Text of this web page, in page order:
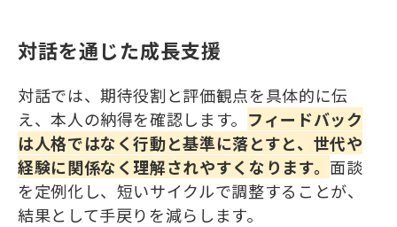
対話を通じた成長支援
対話では、期待役割と評価観点を具体的に伝
え、本人の納得を確認します。 フィードバック
は人格ではなく行動と基準に落とすと、世代や
経験に関係なく理解されやすくなります。 面談
を定例化し、短いサイクルで調整することが、
結果として手戻りを減らします。